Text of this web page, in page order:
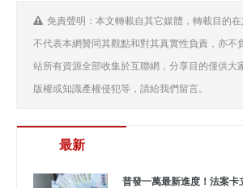
免責聲明：本文轉載自其它媒體，轉載目的
不代表本網贊同其觀點和對其真實性負責，亦不
站所有資源全部收集於互聯網，分享目的僅供大
版權或知識產權侵犯等，請給我們留言。
最新
普發一萬最新進度！法案卡